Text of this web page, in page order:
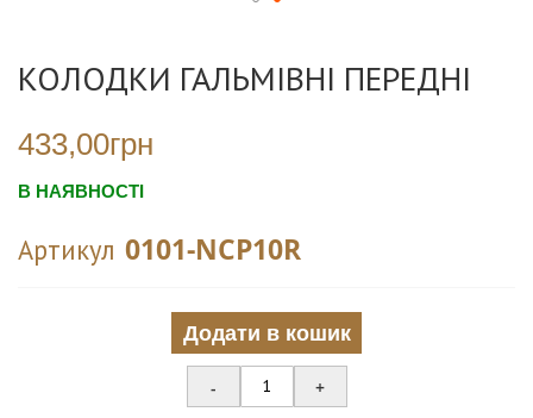
початку
зображень
КОЛОДКИ ГАЛЬМІВНІ ПЕРЕДНІ
433,00грн
В НАЯВНОСТІ
Артикул 0101-NCP10R
Додати в кошик
- +